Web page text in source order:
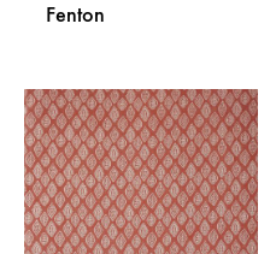
Fenton
NA
LISTU
ŽELJA